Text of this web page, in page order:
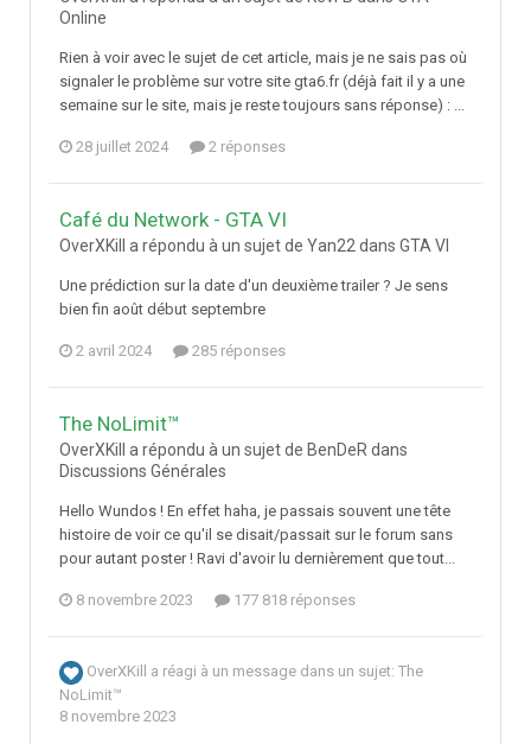
Online
Rien à voir avec le sujet de cet article, mais je ne sais pas où
signaler le problème sur votre site gta6.fr (déjà fait il y a une
semaine sur le site, mais je reste toujours sans réponse) : ...
28 juillet 2024 2 réponses
Café du Network - GTA VI
OverXKill a répondu à un sujet de Yan22 dans GTA VI
Une prédiction sur la date d'un deuxième trailer ? Je sens
bien fin août début septembre
2 avril 2024 285 réponses
The NoLimit™
OverXKill a répondu à un sujet de BenDeR dans
Discussions Générales
Hello Wundos ! En effet haha, je passais souvent une tête
histoire de voir ce qu'il se disait/passait sur le forum sans
pour autant poster ! Ravi d'avoir lu dernièrement que tout...
8 novembre 2023 177 818 réponses
OverXKill a réagi à un message dans un sujet: The
NoLimit™
8 novembre 2023